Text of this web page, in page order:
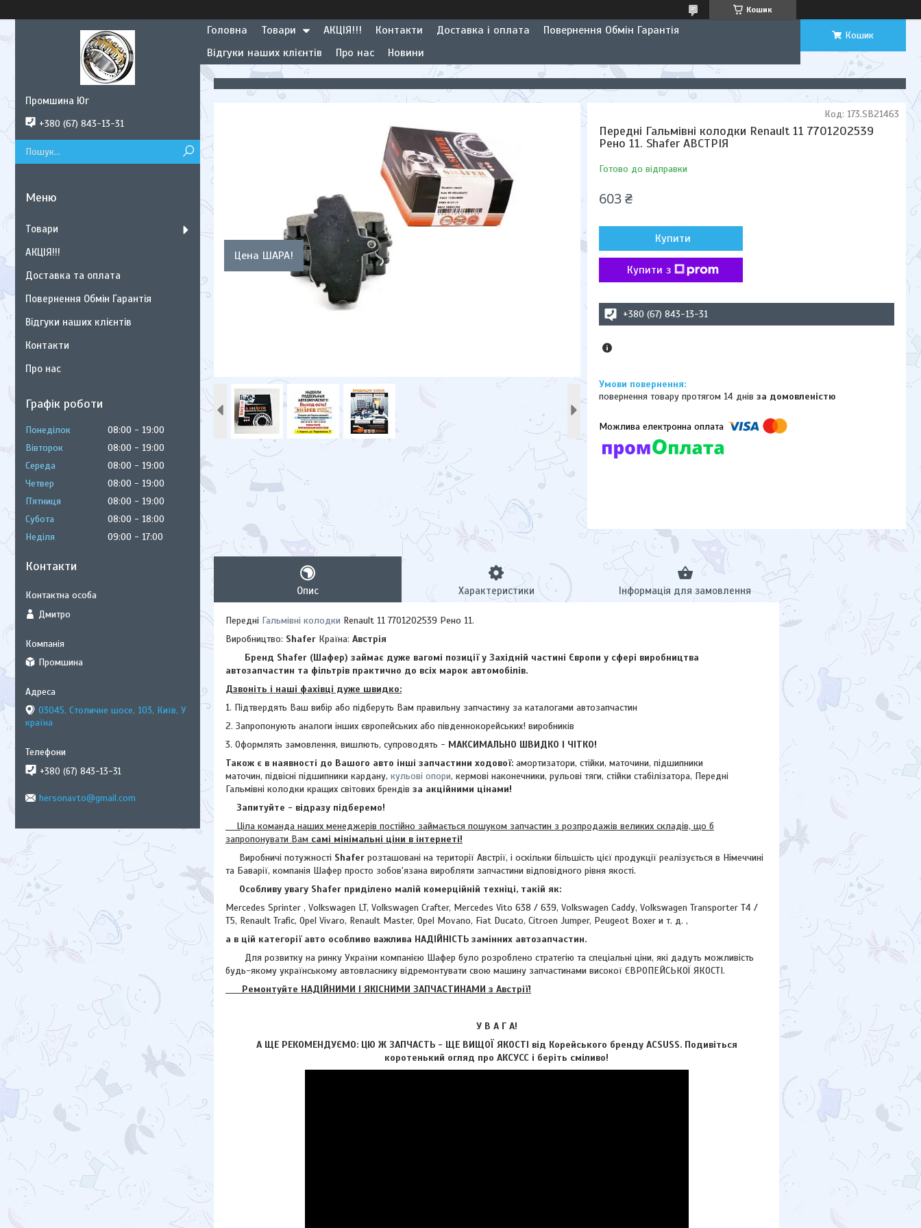
Кошик
Головна Товари АКЦІЯ!!! Контакти Доставка і оплата
Повернення Обмін Гарантія
Відгуки наших клієнтів
Про нас Новини
Кошик
Цена ШАРА!
Передні Гальмівні колодки Renault 11 7701202539
Рено 11. Shafer АВСТРІЯ
Готово до відправки
Код: 173.SB21463
603 ₴
Купити
Купити з
+380 (67) 843-13-31
повернення товару протягом 14 днівза домовленістю
Опис Характеристики Інформація для замовлення
Передні Гальмівні колодки Renault 11 7701202539 Рено 11.
Виробництво: Shafer Країна: Австрія
Бренд Shafer (Шафер) займає дуже вагомі позиції у Західній частині Європи у сфері виробництва
автозапчастин та фільтрів практично до всіх марок автомобілів.
Дзвоніть і наші фахівці дуже швидко:
1. Підтвердять Ваш вибір або підберуть Вам правильну запчастину за каталогами автозапчастин
2. Запропонують аналоги інших європейських або південнокорейських! виробників
3. Оформлять замовлення, вишлють, супроводять - МАКСИМАЛЬНО ШВИДКО І ЧІТКО!
Також є в наявності до Вашого авто інші запчастини ходової: амортизатори, стійки, маточини, підшипники
маточин, підвісні підшипники кардану, кульові опори, кермові наконечники, рульові тяги, стійки стабілізатора, Передні
Гальмівні колодки кращих світових брендів за акційними цінами!
Запитуйте - відразу підберемо!
Ціла команда наших менеджерів постійно займається пошуком запчастин з розпродажів великих складів, що б
запропонувати Вам самі мінімальні ціни в інтернеті!
Виробничі потужності Shafer розташовані на території Австрії, і оскільки більшість цієї продукції реалізується в Німеччині
та Баварії, компанія Шафер просто зобов'язана виробляти запчастини відповідного рівня якості.
Особливу увагу Shafer приділено малій комерційній техніці, такій як:
Mercedes Sprinter , Volkswagen LT, Volkswagen Crafter, Mercedes Vito 638 / 639, Volkswagen Caddy, Volkswagen Transporter T4 /
T5, Renault Trafic, Opel Vivaro, Renault Master, Opel Movano, Fiat Ducato, Citroen Jumper, Peugeot Boxer и т. д. ,
а в цій категорії авто особливо важлива НАДІЙНІСТЬ замінних автозапчастин.
Для розвитку на ринку України компанією Шафер було розроблено стратегію та спеціальні ціни, які дадуть можливість
будь-якому українському автовласнику відремонтувати свою машину запчастинами високої ЄВРОПЕЙСЬКОЇ ЯКОСТІ.
Ремонтуйте НАДІЙНИМИ І ЯКІСНИМИ ЗАПЧАСТИНАМИ з Австрії!
У В А Г А!
А ЩЕ РЕКОМЕНДУЄМО: ЦЮ Ж ЗАПЧАСТЬ - ЩЕ ВИЩОЇ ЯКОСТІ від Корейського бренду ACSUSS. Подивіться
коротенький огляд про АКСУCC і беріть сміливо!
Промшина Юг
+380 (67) 843-13-31
Товари
АКЦІЯ!!!
Доставка та оплата
Повернення Обмін Гарантія
Відгуки наших клієнтів
Контакти
Про нас
Графік роботи
Понеділок 08:00
19:00
Вівторок
08:00
19:00
Середа
08:00
19:00
Четвер
08:00
19:00
Пʼятниця
08:00
19:00
Субота
08:00
18:00
Неділя
09:00 17:00
Контакти
Дмитро
Промшина
03045, Столичне шосе, 103, Київ, У
країна
+380 (67) 843-13-31
hersonavto@gmail.com